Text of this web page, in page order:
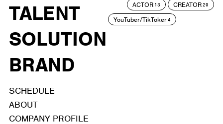
TALENT
SOLUTION
BRAND
ACTOR 13 CREATOR29
YouTuber/TikToker4
SCHEDULE
ABOUT
COMPANY PROFILE